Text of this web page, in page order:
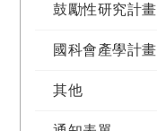
鼓勵性研究計畫
國科會產學計畫
其他